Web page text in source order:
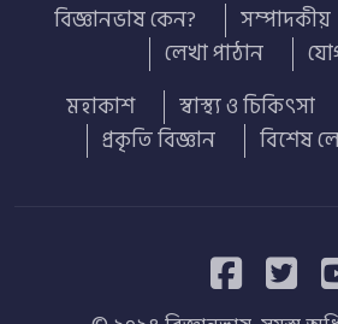
বিজ্ঞানভাষ কেন? সম্পাদকীয়
লেখা পাঠান
মহাকাশ
স্বাস্থ্য ও চিকিৎসা
প্রকৃতি বিজ্ঞান
বিশেষ